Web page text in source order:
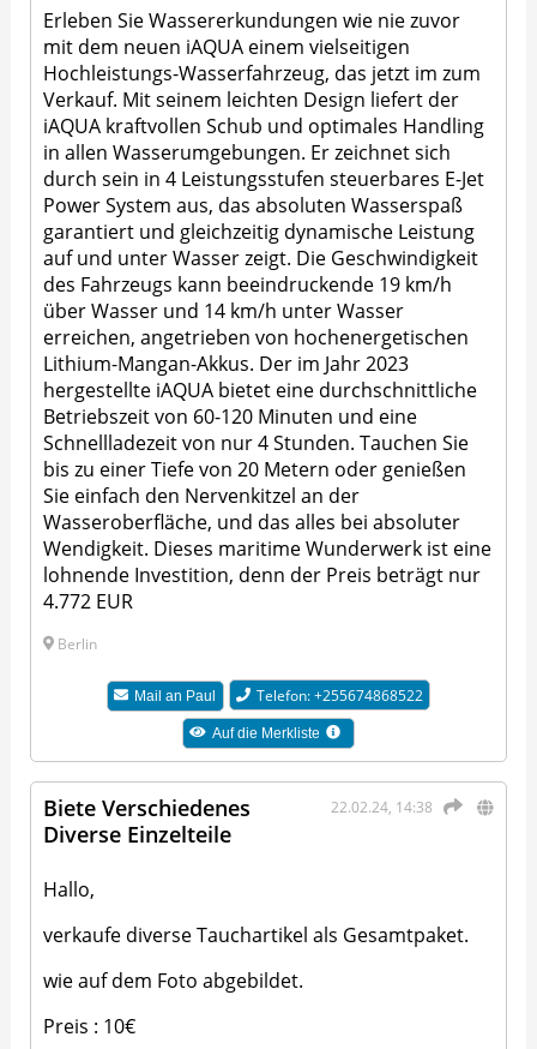
Erleben Sie Wassererkundungen wie nie zuvor
mit dem neuen iAQUA einem vielseitigen
Hochleistungs-Wasserfahrzeug, das jetzt im zum
Verkauf. Mit seinem leichten Design liefert der
iAQUA kraftvollen Schub und optimales Handling
in allen Wasserumgebungen. Er zeichnet sich
durch sein in 4 Leistungsstufen steuerbares E-Jet
Power System aus, das absoluten Wasserspaß
garantiert und gleichzeitig dynamische Leistung
auf und unter Wasser zeigt. Die Geschwindigkeit
des Fahrzeugs kann beeindruckende 19 km/h
über Wasser und 14 km/h unter Wasser
erreichen, angetrieben von hochenergetischen
Lithium-Mangan-Akkus. Der im Jahr 2023
hergestellte iAQUA bietet eine durchschnittliche
Betriebszeit von 60-120 Minuten und eine
Schnellladezeit von nur 4 Stunden. Tauchen Sie
bis zu einer Tiefe von 20 Metern oder genießen
Sie einfach den Nervenkitzel an der
Wasseroberfläche, und das alles bei absoluter
Wendigkeit. Dieses maritime Wunderwerk ist eine
lohnende Investition, denn der Preis beträgt nur
4.772 EUR
Berlin
Mail an Paul Telefon: +255674868522
Auf die Merkliste
22.02.24, 14:38
Biete Verschiedenes
Diverse Einzelteile
Hallo,
verkaufe diverse Tauchartikel als Gesamtpaket.
wie auf dem Foto abgebildet.
Preis : 10€